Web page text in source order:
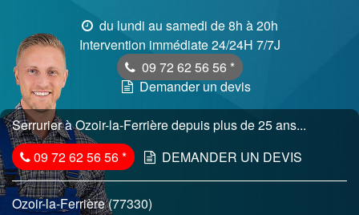
du lundi au samedi de 8h à 20h
Intervention immédiate 24/24H 7/7J
09 72 62 56 56 *
Demander un devis
Serrurier à Ozoir-la-Ferrière depuis plus de 25 ans...
09 72 62 56 56* DEMANDER UN DEVIS
Ozoir-la-Ferrière (77330)